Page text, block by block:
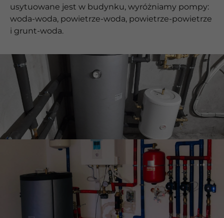
usytuowane jest w budynku, wyróżniamy pompy:
woda-woda, powietrze-woda, powietrze-powietrze
i grunt-woda.